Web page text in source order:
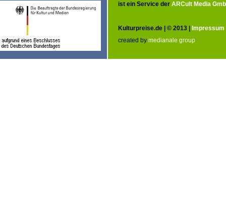
ist ein Service der ARCult Media
Kulturpreise.de | © 2013 | Impressum
created by medianale group